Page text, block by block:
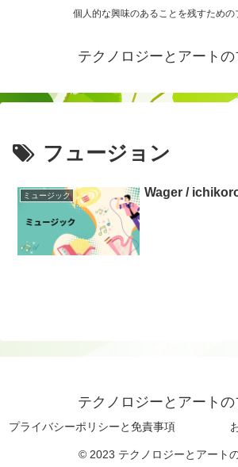
個人的な興味のあることを残すための
テクノロジーとアート
フュージョン
ミュージック Wager /
テクノロジーとアート
プライバシーポリシーと免責事項
© 2023 テクノロジーとアート